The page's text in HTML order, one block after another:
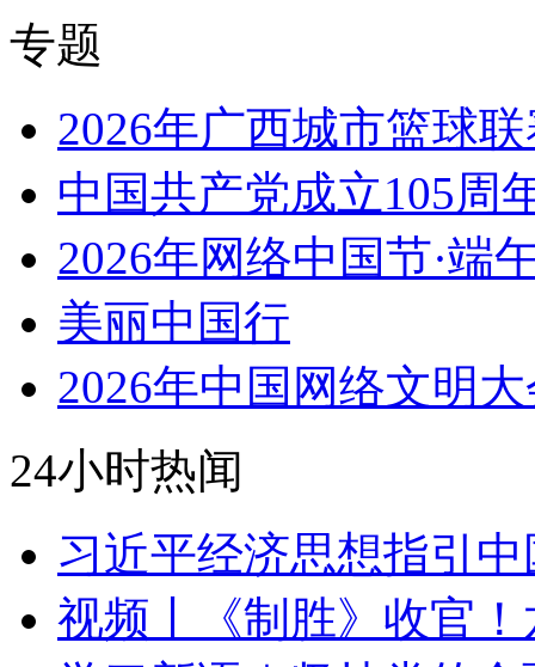
专题
2026年广西城市篮球
中国共产党成立105周
2026年网络中国节·端
美丽中国行
2026年中国网络文明
24小时热闻
习近平经济思想指引
视频丨《制胜》收官